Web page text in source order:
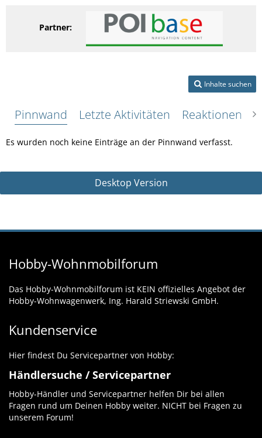
Partner:
Inhalte suchen
Pinnwand Letzte Aktivitäten Reaktionen
Es wurden noch keine Einträge an der Pinnwand verfasst.
Desktop Version
Hobby-Wohnmobilforum
Das Hobby-Wohnmobilforum ist KEIN offizielles Angebot der
Hobby-Wohnwagenwerk, Ing. Harald Striewski GmbH.
Kundenservice
Hier findest Du Servicepartner von Hobby:
Händlersuche / Servicepartner
Hobby-Händler und Servicepartner helfen Dir bei allen
Fragen rund um Deinen Hobby weiter. NICHT bei Fragen zu
unserem Forum!